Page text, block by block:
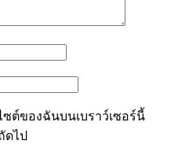
ต์ของฉันบนเบราว์เซอร์นี้
ดไป